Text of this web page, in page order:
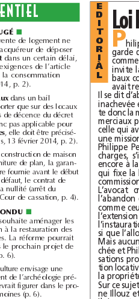
JUGÉ
Une promesse de vente de logement ne
peut pas imposer à l’acquéreur de déposer
de prêt
dans un certain délai,
car c‘est ajouter aux exigences de l’article
L 312-16 du code de la consommation
, 12février 2014, p.2).
clause de travaux
dans un bail
d’habitation ne peut porter que sur des locaux
répondant aux normes de décence du décret
de 2002. Elle n’est donc pas applicable pour
locaux inhabitables , elle doit être précisé-
ment rédigée. (CA Paris, 13février2014, p.2).
Dans un contrat de construction de maison
individuelle sans fourniture de plan, la garan-
tie de livraison doit être fournie avant le début
effectif des travaux. À défaut, le contrat de
construction encourt la nullité (arrêt du
12février 2014 de la Cour de cassation, p.4).
RÉPONDU
Le Gouvernement souhaite aménager les
dispositifs d’incitation à la restauration des
immeubles historiques. La réforme pourrait
trouver sa place dans le prochain projet de
loi de finances (voir p.6).
Le ministère de la culture envisage une
réforme du financement de l’archéologie pré-
ventive. La réforme devrait figurer dans le pro-
jet de loi sur les patrimoines (p.6).
P
L’ESSENTIEL E
D
I
T
O
R
I
À
L